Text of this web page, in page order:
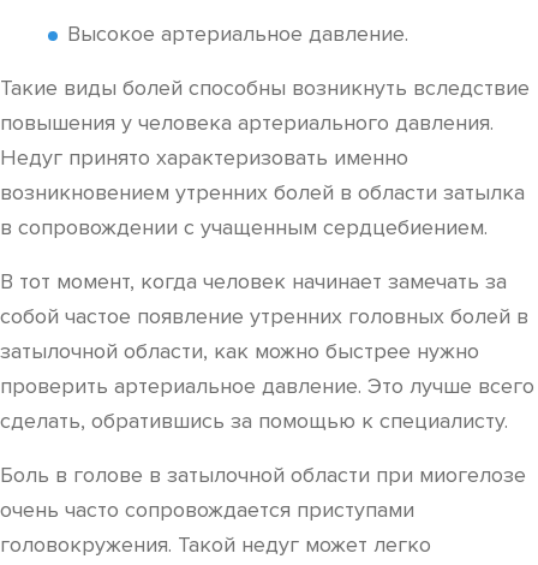
Высокое артериальное давление.
Такие виды болей способны возникнуть вследствие
повышения у человека артериального давления.
Недуг принято характеризовать именно
возникновением утренних болей в области затылка
в сопровождении с учащенным сердцебиением.
В тот момент, когда человек начинает замечать за
собой частое появление утренних головных болей в
затылочной области, как можно быстрее нужно
проверить артериальное давление. Это лучше всего
сделать, обратившись за помощью к специалисту.
Боль в голове в затылочной области при миогелозе
очень часто сопровождается приступами
головокружения. Такой недуг может легко